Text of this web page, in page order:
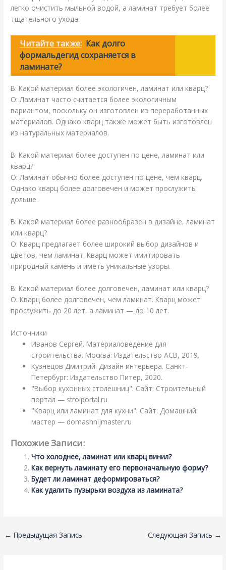
легко очистить мыльной водой, а ламинат требует более
тщательного ухода.
Читайте также: Как долго
формальдегид сохраняется в
ламинате?
В: Какой материал более экологичен, ламинат или кварц?
О: Ламинат часто считается более экологичным
вариантом, поскольку он изготовлен из переработанных
материалов. Однако кварц также может быть изготовлен
из натуральных материалов.
В: Какой материал более доступен по цене, ламинат или
кварц?
О: Ламинат обычно более доступен по цене, чем кварц.
Однако кварц более долговечен и может прослужить
дольше.
В: Какой материал более разнообразен в дизайне, ламинат
или кварц?
О: Кварц предлагает более широкий выбор дизайнов и
цветов, чем ламинат. Кварц может имитировать
природный камень и иметь уникальные узоры.
В: Какой материал более долговечен, ламинат или кварц?
О: Кварц более долговечен, чем ламинат. Кварц может
прослужить до 20 лет, а ламинат — до 10 лет.
Источники
Иванов Сергей. Материаловедение для
строительства. Москва: Издательство АСВ, 2019.
Кузнецов Дмитрий. Дизайн интерьера. Санкт-
Петербург: Издательство Питер, 2020.
"Выбор кухонных столешниц". Сайт: Строительный
портал — stroiportal.ru
"Кварц или ламинат для кухни". Сайт: Домашний
мастер — domashnijmaster.ru
Похожие Записи:
Что холоднее, ламинат или кварц винил?
Как вернуть ламинату его первоначальную форму?
Будет ли ламинат деформироваться?
Как удалить пузырьки воздуха из ламината?
← Предыдущая Запись Следующая Запись →